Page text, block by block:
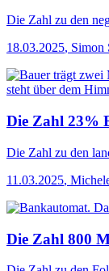
Die Zahl zu den
18.03.2025, Simon
Die Zahl 23%
Die Zahl zu den
11.03.2025,
Die Zahl 800